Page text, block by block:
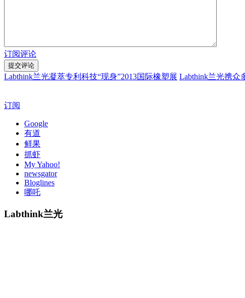
订阅评论
Labthink兰光凝萃专利科技“现身”2013国际橡塑展 Labthink兰光携众
订阅
Google
有道
鲜果
抓虾
My Yahoo!
newsgator
Bloglines
哪吒
Labthink兰光